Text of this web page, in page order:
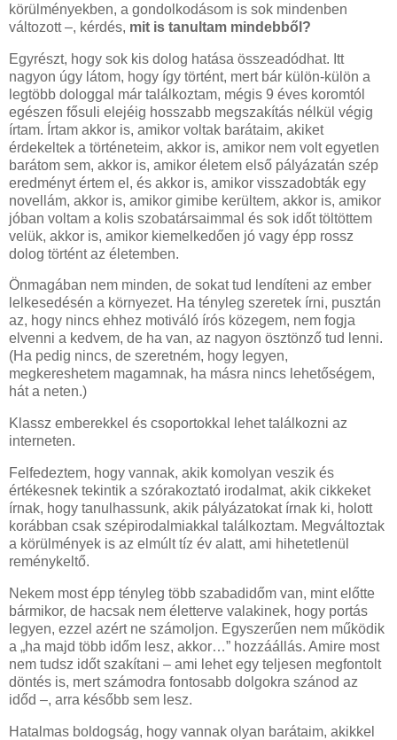
körülményekben, a gondolkodásom is sok mindenben
változott –, kérdés, mit is tanultam mindebből?
Egyrészt, hogy sok kis dolog hatása összeadódhat. Itt
nagyon úgy látom, hogy így történt, mert bár külön-külön a
legtöbb dologgal már találkoztam, mégis 9 éves koromtól
egészen fősuli elejéig hosszabb megszakítás nélkül végig
írtam. Írtam akkor is, amikor voltak barátaim, akiket
érdekeltek a történeteim, akkor is, amikor nem volt egyetlen
barátom sem, akkor is, amikor életem első pályázatán szép
eredményt értem el, és akkor is, amikor visszadobták egy
novellám, akkor is, amikor gimibe kerültem, akkor is, amikor
jóban voltam a kolis szobatársaimmal és sok időt töltöttem
velük, akkor is, amikor kiemelkedően jó vagy épp rossz
dolog történt az életemben.
Önmagában nem minden, de sokat tud lendíteni az ember
lelkesedésén a környezet. Ha tényleg szeretek írni, pusztán
az, hogy nincs ehhez motiváló írós közegem, nem fogja
elvenni a kedvem, de ha van, az nagyon ösztönző tud lenni.
(Ha pedig nincs, de szeretném, hogy legyen,
megkereshetem magamnak, ha másra nincs lehetőségem,
hát a neten.)
Klassz emberekkel és csoportokkal lehet találkozni az
interneten.
Felfedeztem, hogy vannak, akik komolyan veszik és
értékesnek tekintik a szórakoztató irodalmat, akik cikkeket
írnak, hogy tanulhassunk, akik pályázatokat írnak ki, holott
korábban csak szépirodalmiakkal találkoztam. Megváltoztak
a körülmények is az elmúlt tíz év alatt, ami hihetetlenül
reménykeltő.
Nekem most épp tényleg több szabadidőm van, mint előtte
bármikor, de hacsak nem életterve valakinek, hogy portás
legyen, ezzel azért ne számoljon. Egyszerűen nem működik
a „ha majd több időm lesz, akkor…” hozzáállás. Amire most
nem tudsz időt szakítani – ami lehet egy teljesen megfontolt
döntés is, mert számodra fontosabb dolgokra szánod az
időd –, arra később sem lesz.
Hatalmas boldogság, hogy vannak olyan barátaim, akikkel